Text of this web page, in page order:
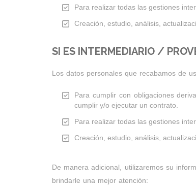
Para realizar todas las gestiones
Creación, estudio, análisis,
SI ES INTERMEDIARIO /
Los datos personales que recabamos de
Para cumplir con obligaciones
cumplir y/o ejecutar un contrato.
Para realizar todas las gestiones
Creación, estudio, análisis,
De manera adicional, utilizaremos su
brindarle una mejor atención: